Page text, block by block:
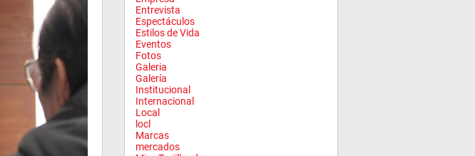
Entrevista
Espectáculos
Estilos de Vida
Eventos
Fotos
Galeria
Galería
Institucional
Internacional
Local
locl
Marcas
mercados